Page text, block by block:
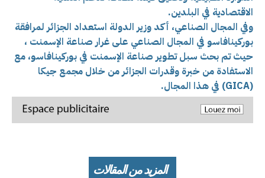
الاقتصادية في البلدين.
وفي المجال الصناعي، أكد وزير الدولة استعداد الجزائر لمرافقة
بوركينافاسو في المجال الصناعي على غرار صناعة الإسمنت ،
حيث تم بحث سبل تطوير صناعة الإسمنت في بوركينافاسو، مع
الاستفادة من خبرة وقدرات الجزائر من خلال مجمع جيكا
(GICA) في هذا المجال.
المزيد من المقالات